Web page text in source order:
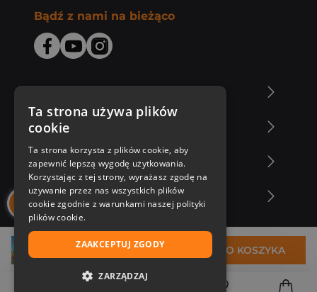
22,89 zł DO KOSZYKA
Bądź z nami na bieżąco
Zakupy u nas
Nasza oferta
Nasi autorzy
Ta strona używa plików
cookie
Ta strona korzysta z plików cookie, aby
zapewnić lepszą wygodę użytkowania.
Korzystając z tej strony, wyrażasz zgodę na
używanie przez nas wszystkich plików
cookie zgodnie z warunkami naszej polityki
plików cookie.
ZAAKCEPTUJ ZGODY
ZARZĄDZAJ